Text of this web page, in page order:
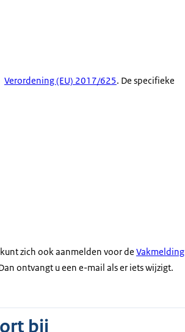
Verordening (EU) 2017/625. De specifieke
zich ook aanmelden voor de Vakmelding
ontvangt u een e-mail als er iets wijzigt.
bij